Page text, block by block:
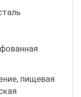
пищевая